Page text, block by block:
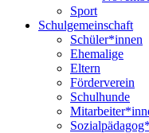
Sport
Schulgemeinschaft
Schüler*innen
Ehemalige
Eltern
Förderverein
Schulhunde